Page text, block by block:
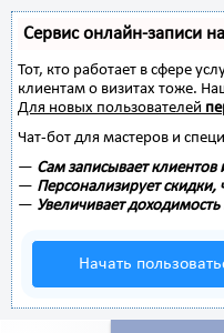
Сервис онлайн-записи
Тот, кто работает в сфере
клиентам о визитах тоже.
Для новых пользователей
Чат-бот для мастеров и
— Сам записывает
— Персонализирует
— Увеличивает
Начать